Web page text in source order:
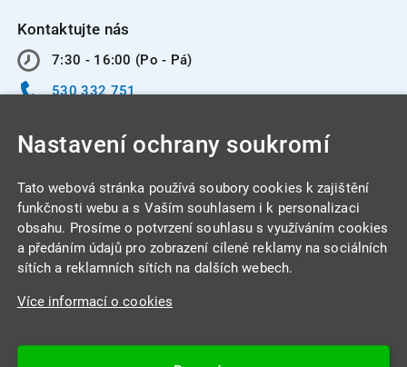
Kontaktujte nás
7:30 - 16:00 (Po - Pá)
530 332 751
INTEGRA CENTRUM s.r.o.
Jabloňová 662/7
Nastavení ochrany soukromí
Tato webová stránka používá soubory cookies k zajištění
funkčnosti webu a s Vaším souhlasem i k personalizaci
obsahu. Prosíme o potvrzení souhlasu s využíváním cookies
a předáním údajů pro zobrazení cílené reklamy na sociálních
sítích a reklamních sítích na dalších webech.
Více informací o cookies